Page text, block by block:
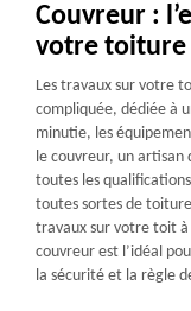
Couvreur :
votre toiture
Les travaux sur votre
compliquée, dédiée à
minutie, les
le couvreur, un
toutes les
toutes sortes de
travaux sur votre toit à
couvreur est l’idéal
la sécurité et la règle